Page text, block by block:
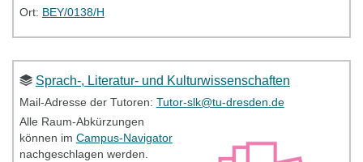
Ort: BEY/0138/H
Datum:22.05.2026
Uhrzeit: 16:00-17:30 Uhr
Link: BBB
BZW/A 156-158
Sprach-, Literatur- und Kulturwissenschaften
Mail-Adresse der Tutoren: Tutor-slk@tu-dresden.de
Alle Raum-Abkürzungen
können im Campus-Navigator
nachgeschlagen werden.